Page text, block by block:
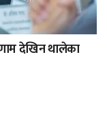
देखिन थालेका